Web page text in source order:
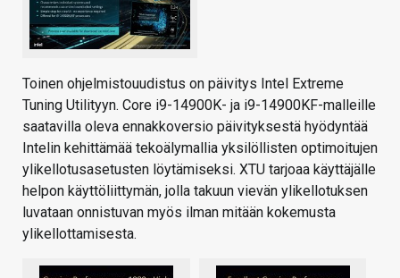
Toinen ohjelmistouudistus on päivitys Intel Extreme
Tuning Utilityyn. Core i9-14900K- ja i9-14900KF-malleille
saatavilla oleva ennakkoversio päivityksestä hyödyntää
Intelin kehittämää tekoälymallia yksilöllisten optimoitujen
ylikellotusasetusten löytämiseksi. XTU tarjoaa käyttäjälle
helpon käyttöliittymän, jolla takuun vievän ylikellotuksen
luvataan onnistuvan myös ilman mitään kokemusta
ylikellottamisesta.